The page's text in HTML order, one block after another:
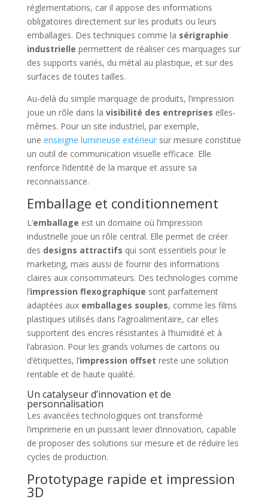
réglementations, car il appose des informations
obligatoires directement sur les produits ou leurs
emballages. Des techniques comme la sérigraphie
industrielle permettent de réaliser ces marquages sur
des supports variés, du métal au plastique, et sur des
surfaces de toutes tailles.
Au-delà du simple marquage de produits, l’impression
joue un rôle dans la visibilité des entreprises elles-
mêmes. Pour un site industriel, par exemple,
une enseigne lumineuse extérieursur mesure constitue
un outil de communication visuelle efficace. Elle
renforce l’identité de la marque et assure sa
reconnaissance.
Emballage et conditionnement
L’emballage est un domaine où l’impression
industrielle joue un rôle central. Elle permet de créer
des designs attractifs qui sont essentiels pour le
marketing, mais aussi de fournir des informations
claires aux consommateurs. Des technologies comme
l’impression flexographique sont parfaitement
adaptées aux emballages souples, comme les films
plastiques utilisés dans l’agroalimentaire, car elles
supportent des encres résistantes à l’humidité et à
l’abrasion. Pour les grands volumes de cartons ou
d’étiquettes, l’impression offset reste une solution
rentable et de haute qualité.
Un catalyseur d’innovation et de
personnalisation
Les avancées technologiques ont transformé
l’imprimerie en un puissant levier d’innovation, capable
de proposer des solutions sur mesure et de réduire les
cycles de production.
Prototypage rapide et impression
3D